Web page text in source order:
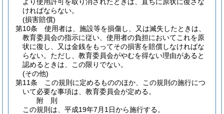
ければならない。
(損害賠償)
第10条
使用者は、施設等を損傷し、又は滅失したときは、
教育委員会の指示に従い、使用者の負担においてこれを原
状に復し、又は金銭をもってその損害を賠償しなければな
らない。 ただし、教育委員会がやむを得ない理由があると
認めるときは、この限りでない。
(その他)
第11条
この規則に定めるもののほか、この規則の施行につ
いて必要な事項は、教育委員会が定める。
附 則
この規則は、平成19年7月1日から施行する。